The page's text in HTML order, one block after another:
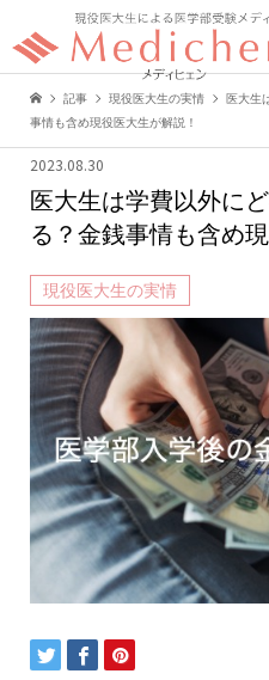
記事 現役医大生の実情
医大生
事情も含め現役医大生が解説！
2023.08.30
医大生は学費以外に
る？金銭事情も含め
現役医大生の実情